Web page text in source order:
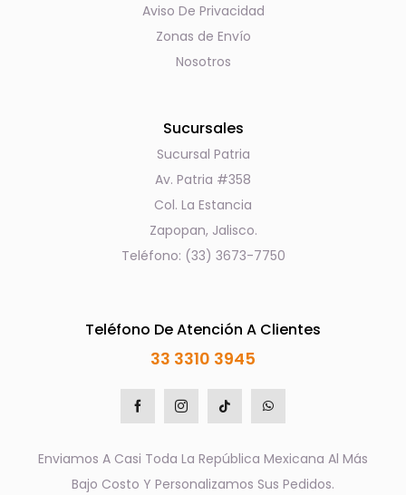
Aviso De Privacidad
Zonas de Envío
Nosotros
Sucursales
Sucursal Patria
Av. Patria #358
Col. La Estancia
Zapopan, Jalisco.
Teléfono: (33) 3673-7750
Teléfono De Atención A Clientes
33 3310 3945
Enviamos A Casi Toda La República Mexicana Al Más
Bajo Costo Y Personalizamos Sus Pedidos.